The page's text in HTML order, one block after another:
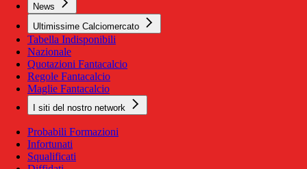
News
Ultimissime Calciomercato
Tabella Indisponibili
Nazionale
Quotazioni Fantacalcio
Regole Fantacalcio
Maglie Fantacalcio
I siti del nostro network
Probabili Formazioni
Infortunati
Squalificati